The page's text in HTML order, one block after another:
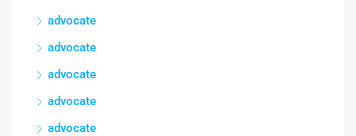
advocate
advocate
advocate
advocate
advocate